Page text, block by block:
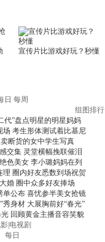
日 每周
组图排行
代”盘点明星的明星妈妈
场 考生形体测试着比基尼
断货的女中学生写真
交集 灵堂横幅挽联催泪
色美女 李小璐妈妈在列
理 圈内好友悉数到场祝贺
婚 圈中众多好友捧场
单公布 喜忧参半美女抢镜
秀身材 大展胸前好“春光”
回顾黄金主播音容笑貌
电视剧
每日